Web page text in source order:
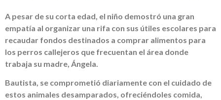
A pesar de su corta edad, el niño demostró una gran
empatía al organizar una rifa con sus útiles escolares para
recaudar fondos destinados a comprar alimentos para
los perros callejeros que frecuentan el área donde
trabaja su madre, Ángela.
Bautista, se comprometió diariamente con el cuidado de
estos animales desamparados, ofreciéndoles comida,